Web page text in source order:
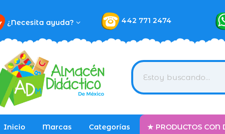
¿Necesita ayuda? 442 771 2474
Inicio Marcas Categorías ★ PRODUCTOS CON